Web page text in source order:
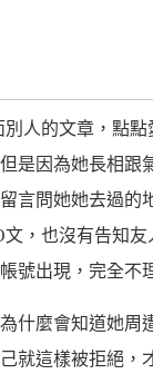
人的文章，點
是因為她長相跟
言問她她去過的
，也沒有告知
號出現，完全不
什麼會知道她周
就這樣被拒絕，